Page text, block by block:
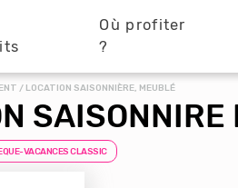
Où profiter
?
/ LOCATION SAISONNIÈRE, MEUBLÉ
VACANCES CLASSIC